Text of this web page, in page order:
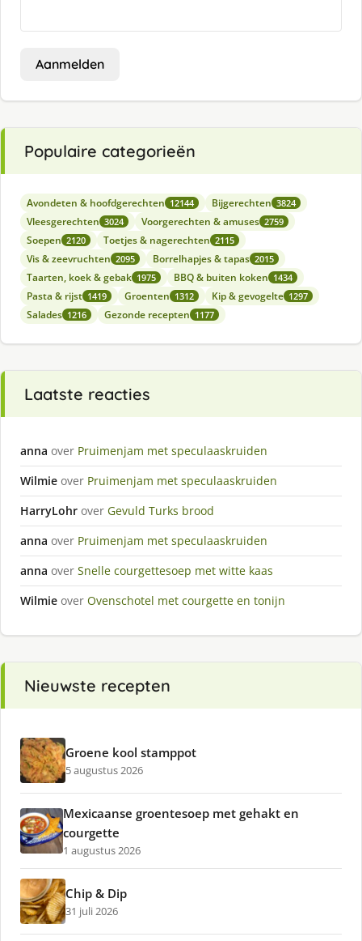
Aanmelden
Populaire categorieën
Avondeten & hoofdgerechten 12144 Bijgerechten 3824
Vleesgerechten 3024 Voorgerechten & amuses 2759
Soepen 2120 Toetjes & nagerechten 2115
Vis & zeevruchten 2095 Borrelhapjes & tapas 2015
Taarten, koek & gebak 1975 BBQ & buiten koken 1434
Pasta & rijst 1419 Groenten 1312 Kip & gevogelte 1297
Salades 1216 Gezonde recepten 1177
Laatste reacties
anna over Pruimenjam met speculaaskruiden
Wilmie over Pruimenjam met speculaaskruiden
HarryLohr over Gevuld Turks brood
anna over Pruimenjam met speculaaskruiden
anna over Snelle courgettesoep met witte kaas
Wilmie over Ovenschotel met courgette en tonijn
Nieuwste recepten
Groene kool stamppot
5 augustus 2026
Mexicaanse groentesoep met gehakt en
courgette
1 augustus 2026
Chip & Dip
31 juli 2026